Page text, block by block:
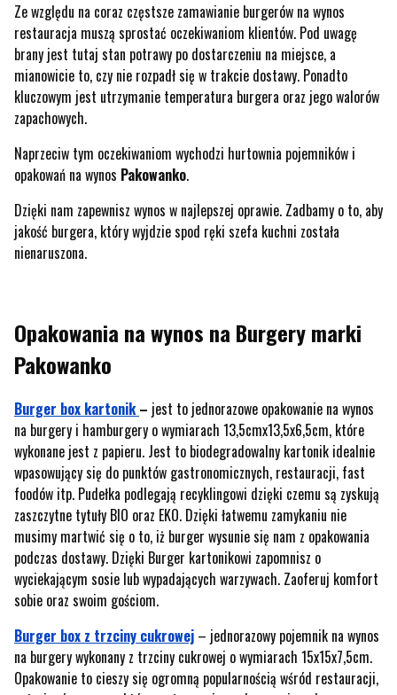
Ze względu na coraz częstsze zamawianie burgerów na wynos
restauracja muszą sprostać oczekiwaniom klientów. Pod uwagę
brany jest tutaj stan potrawy po dostarczeniu na miejsce, a
mianowicie to, czy nie rozpadł się w trakcie dostawy. Ponadto
kluczowym jest utrzymanie temperatura burgera oraz jego walorów
zapachowych.
Naprzeciw tym oczekiwaniom wychodzi hurtownia pojemników i
opakowań na wynos Pakowanko.
Dzięki nam zapewnisz wynos w najlepszej oprawie. Zadbamy o to, aby
jakość burgera, który wyjdzie spod ręki szefa kuchni została
nienaruszona.
Opakowania na wynos na Burgery marki
Pakowanko
Burger box kartonik– jest to jednorazowe opakowanie na wynos
na burgery i hamburgery o wymiarach 13,5cmx13,5x6,5cm, które
wykonane jest z papieru. Jest to biodegradowalny kartonik idealnie
wpasowujący się do punktów gastronomicznych, restauracji, fast
foodów itp. Pudełka podlegają recyklingowi dzięki czemu są zyskują
zaszczytne tytuły BIO oraz EKO. Dzięki łatwemu zamykaniu nie
musimy martwić się o to, iż burger wysunie się nam z opakowania
podczas dostawy. Dzięki Burger kartonikowi zapomnisz o
wyciekającym sosie lub wypadających warzywach. Zaoferuj komfort
sobie oraz swoim gościom.
Burger box z trzciny cukrowej – jednorazowy pojemnik na wynos
na burgery wykonany z trzciny cukrowej o wymiarach 15x15x7,5cm.
Opakowanie to cieszy się ogromną popularnością wśród restauracji,